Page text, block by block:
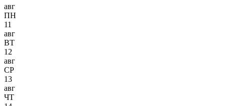
авг
ПН
11
авг
ВТ
12
авг
СР
13
авг
ЧТ